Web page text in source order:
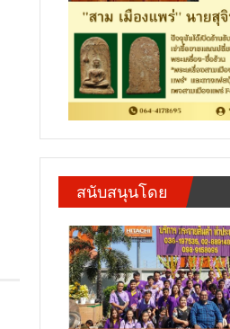
สนับสนุนโดย